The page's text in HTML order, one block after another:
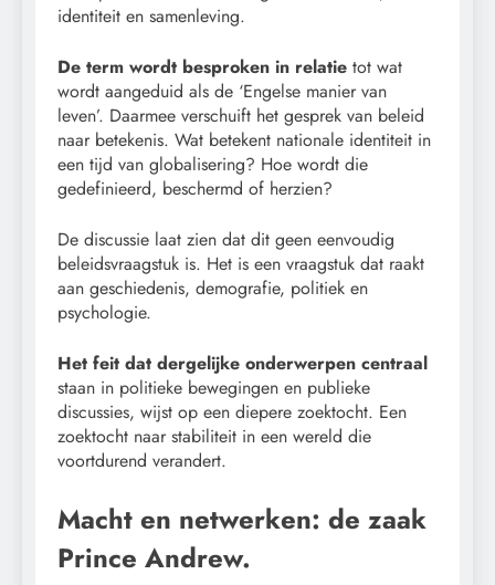
identiteit en samenleving.
De term wordt besproken in relatie tot wat
wordt aangeduid als de ‘Engelse manier van
leven’. Daarmee verschuift het gesprek van beleid
naar betekenis. Wat betekent nationale identiteit in
een tijd van globalisering? Hoe wordt die
gedefinieerd, beschermd of herzien?
De discussie laat zien dat dit geen eenvoudig
beleidsvraagstuk is. Het is een vraagstuk dat raakt
aan geschiedenis, demografie, politiek en
psychologie.
Het feit dat dergelijke onderwerpen centraal
staan in politieke bewegingen en publieke
discussies, wijst op een diepere zoektocht. Een
zoektocht naar stabiliteit in een wereld die
voortdurend verandert.
Macht en netwerken: de zaak
Prince Andrew.